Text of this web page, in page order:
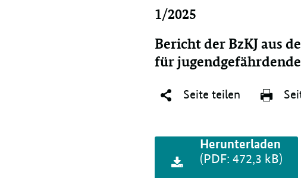
1/2025
Bericht der BzKJ aus
für
Seite teilen
Herunterladen
(PDF: 472,3 kB)